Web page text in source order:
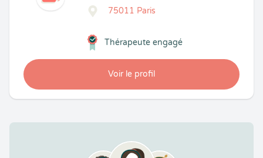
75011 Paris
Voir le profil
Thérapeute engagé